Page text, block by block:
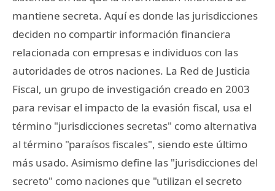
mantiene secreta. Aquí es donde las jurisdicciones
deciden no compartir información financiera
relacionada con empresas e individuos con las
autoridades de otros naciones. La Red de Justicia
Fiscal, un grupo de investigación creado en 2003
para revisar el impacto de la evasión fiscal, usa el
término "jurisdicciones secretas" como alternativa
al término "paraísos fiscales", siendo este último
más usado. Asimismo define las "jurisdicciones del
secreto" como naciones que "utilizan el secreto